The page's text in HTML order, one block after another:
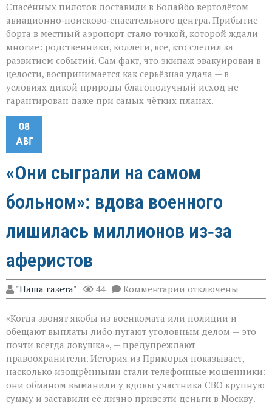
Спасённых пилотов доставили в Бодайбо вертолётом
авиационно‑поисково‑спасательного центра. Прибытие
борта в местный аэропорт стало точкой, которой ждали
многие: родственники, коллеги, все, кто следил за
развитием событий. Сам факт, что экипаж эвакуирован в
целости, воспринимается как серьёзная удача — в
условиях дикой природы благополучный исход не
гарантирован даже при самых чётких планах.
08
АВГ
«Они сыграли на самом
больном»: вдова военного
лишилась миллионов из‑за
аферистов
"Наша газета" 44 Комментарии к
записи
сыграли
на
самом
больном»:
вдова
военного
лишилась
миллионов
из‑за
отключены
«Когда звонят якобы из военкомата или полиции и
обещают выплаты либо пугают уголовным делом — это
почти всегда ловушка», — предупреждают
правоохранители. История из Приморья показывает,
насколько изощрёнными стали телефонные мошенники:
они обманом выманили у вдовы участника СВО крупную
сумму и заставили её лично привезти деньги в Москву.